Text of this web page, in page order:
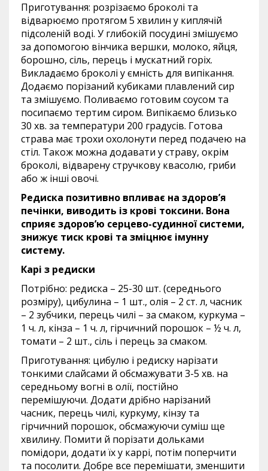
Приготування: розрізаємо броколі та
відварюємо протягом 5 хвилин у киплячій
підсоленій воді. У глибокій посудині змішуємо
за допомогою вінчика вершки, молоко, яйця,
борошно, сіль, перець і мускатний горіх.
Викладаємо броколі у ємність для випікання.
Додаємо порізаний кубиками плавлений сир
та змішуємо. Поливаємо готовим соусом та
посипаємо тертим сиром. Випікаємо близько
30 хв. за температури 200 градусів. Готова
страва має трохи охолонути перед подачею на
стіл. Також можна додавати у страву, окрім
броколі, відварену стручкову квасолю, гриби
або ж інші овочі.
Редиска позитивно впливає на здоров’я
печінки, виводить із крові токсини. Вона
сприяє здоров’ю серцево-судинної системи,
знижує тиск крові та зміцнює імунну
систему.
Карі з редиски
Потрібно: редиска – 25-30 шт. (середнього
розміру), цибулина – 1 шт., олія – 2 ст. л, часник
– 2 зубчики, перець чилі – за смаком, куркума –
1 ч. л, кінза – 1 ч. л, гірчичний порошок – ½ ч. л,
томати – 2 шт., сіль і перець за смаком.
Приготування: цибулю і редиску нарізати
тонкими слайсами й обсмажувати 3-5 хв. на
середньому вогні в олії, постійно
перемішуючи. Додати дрібно нарізаний
часник, перець чилі, куркуму, кінзу та
гірчичний порошок, обсмажуючи суміш ще
хвилину. Помити й порізати дольками
помідори, додати їх у каррі, потім поперчити
та посолити. Добре все перемішати, зменшити